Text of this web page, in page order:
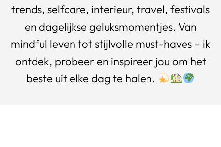
trends, selfcare, interieur, travel, festivals
en dagelijkse geluksmomentjes. Van
mindful leven tot stijlvolle must-haves – ik
ontdek, probeer en inspireer jou om het
beste uit elke dag te halen.